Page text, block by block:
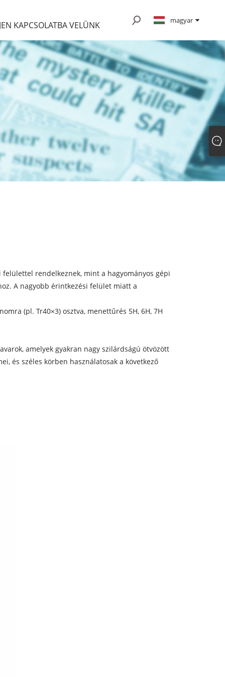
KAPCSOLATBA VELÜNK magyar
rendelkeznek, mint a hagyományos gépi
A nagyobb érintkezési felület miatt a
(pl. Tr40×3) osztva, menettűrés 5H, 6H, 7H
amelyek gyakran nagy szilárdságú ötvözött
és széles körben használatosak a következő